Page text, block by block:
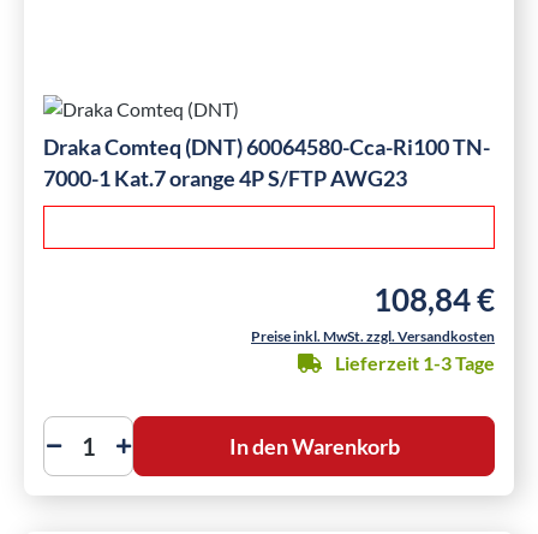
Draka Comteq (DNT) 60064580-Cca-Ri100 TN-
7000-1 Kat.7 orange 4P S/FTP AWG23
Regulärer Preis:
108,84 €
Preise inkl. MwSt. zzgl. Versandkosten
Lieferzeit 1-3 Tage
In den Warenkorb